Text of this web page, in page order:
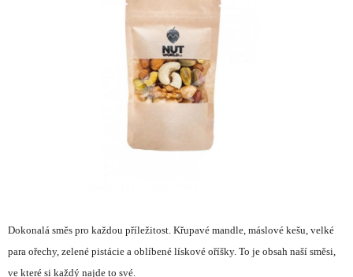
Dokonalá směs pro každou příležitost. Křupavé mandle, máslové kešu, velké
para ořechy, zelené pistácie a oblíbené lískové oříšky. To je obsah naší směsi,
ve které si každý najde to své.